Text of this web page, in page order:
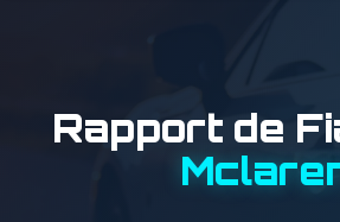
Rapport de